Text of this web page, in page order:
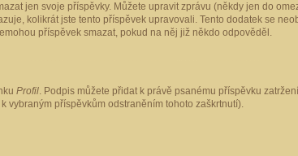
jen svoje příspěvky. Můžete upravit zprávu (někdy jen do
kolikrát jste tento příspěvek upravovali. Tento dodatek se
příspěvek smazat, pokud na něj již někdo odpověděl.
Profil. Podpis můžete přidat k právě psanému příspěvku
vybraným příspěvkům odstraněním tohoto zaškrtnutí).